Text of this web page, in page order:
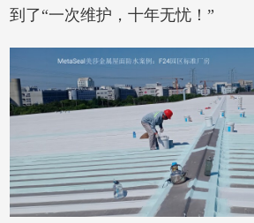
到了“一次维护，十年无忧！”